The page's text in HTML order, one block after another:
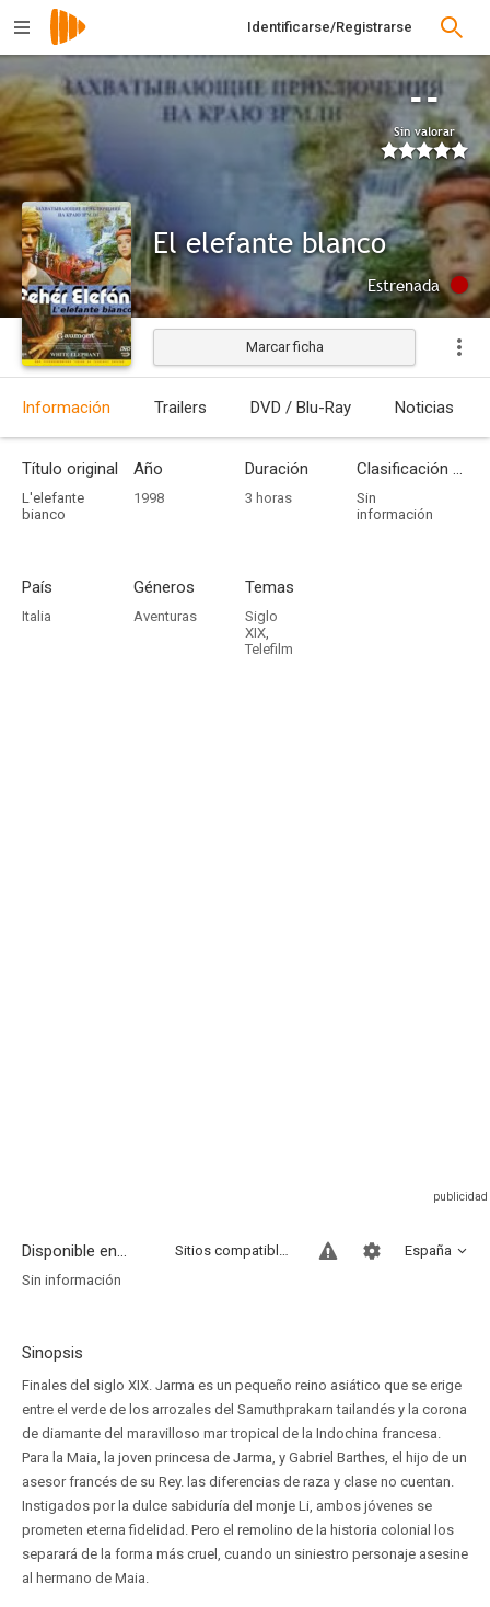
Identificarse/Registrarse
--
Sin valorar
El elefante blanco
Estrenada
Marcar ficha
Información Trailers DVD / Blu-Ray Noticias
Título original
L'elefante
bianco
Año
1998
Duración
3 horas
Clasificación por edades
Sin
información
País
Italia
Géneros
Aventuras
Temas
Siglo
XIX,
Telefilm
Disponible en... España
Sitios compatibles
Sin información
Sinopsis
Finales del siglo XIX. Jarma es un pequeño reino asiático que se erige
entre el verde de los arrozales del Samuthprakarn tailandés y la corona
de diamante del maravilloso mar tropical de la Indochina francesa.
Para la Maia, la joven princesa de Jarma, y Gabriel Barthes, el hijo de un
asesor francés de su Rey. las diferencias de raza y clase no cuentan.
Instigados por la dulce sabiduría del monje Li, ambos jóvenes se
prometen eterna fidelidad. Pero el remolino de la historia colonial los
separará de la forma más cruel, cuando un siniestro personaje asesine
al hermano de Maia.